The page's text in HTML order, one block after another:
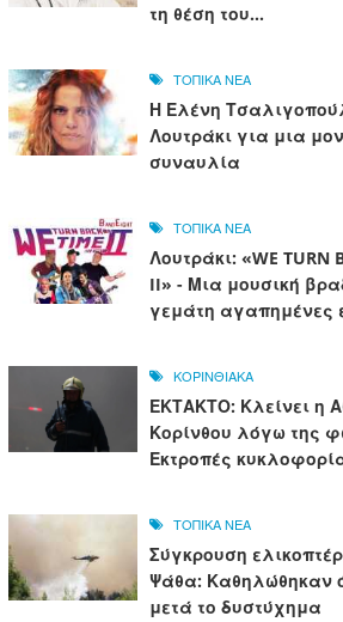
τη θέση του...
ΤΟΠΙΚΑ ΝΕΑ
Η Ελένη
Λουτράκι για μια
συναυλία
ΤΟΠΙΚΑ ΝΕΑ
Λουτράκι: «WE TURN
II» - Μια μουσική
γεμάτη αγαπημένες
ΚΟΡΙΝΘΙΑΚΑ
ΕΚΤΑΚΤΟ: Κλείνει η
Κορίνθου λόγω της
Εκτροπές
ΤΟΠΙΚΑ ΝΕΑ
Σύγκρουση
Ψάθα: Καθηλώθηκαν
μετά το δυστύχημα